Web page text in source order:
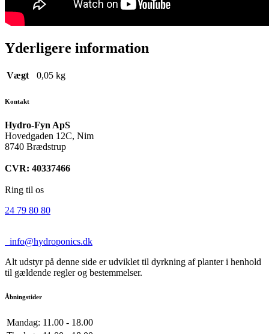
Yderligere information
Vægt 0,05 kg
Kontakt
Hydro-Fyn ApS
Hovedgaden 12C, Nim
8740 Brædstrup
CVR: 40337466
Ring til os
24 79 80 80
info@hydroponics.dk
Alt udstyr på denne side er udviklet til dyrkning af planter i henhold
til gældende regler og bestemmelser.
Åbningstider
Mandag: 11.00 - 18.00